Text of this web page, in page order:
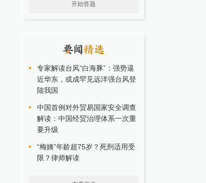
开始答题
专家解读台风“白海豚”：强势逼
近华东，或成罕见远洋强台风登
陆我国
中国首例对外贸易国家安全调查
解读：中国经贸治理体系一次重
要升级
“梅姨”年龄超75岁？死刑适用受
限？律师解读